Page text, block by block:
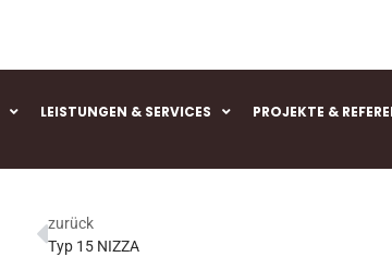
LEISTUNGEN & SERVICES PROJEKTE &
zurück
Typ 15 NIZZA